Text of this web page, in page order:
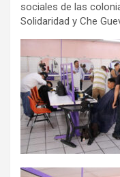
sociales de las
Solidaridad y Che